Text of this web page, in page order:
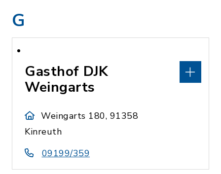
G
Gasthof DJK
Weingarts
Weingarts 180, 91358
Kinreuth
09199/359